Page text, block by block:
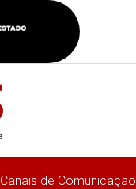
Canais de Comunicação